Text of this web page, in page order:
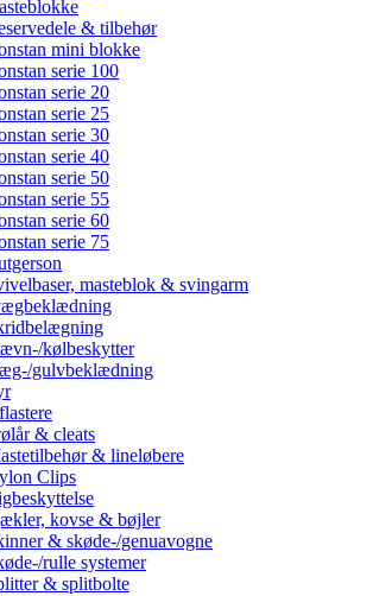
& tilbehør
mini blokke
serie 100
serie 20
serie 25
serie 30
serie 40
serie 50
serie 55
serie 60
serie 75
masteblok & svingarm
kølbeskytter
gulvbeklædning
& cleats
& lineløbere
Clips
kovse & bøjler
& skøde-/genuavogne
rulle systemer
& splitbolte